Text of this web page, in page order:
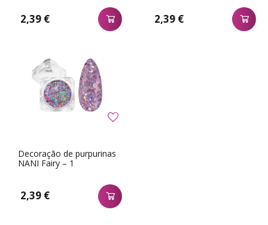
2,39 € 2,39 €
Decoração de purpurinas
NANI Fairy – 1
2,39 €